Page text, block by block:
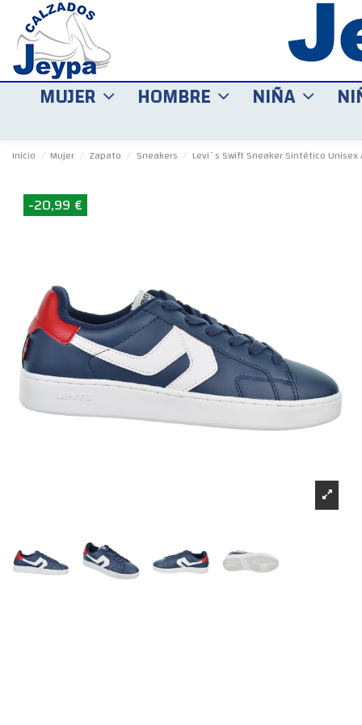
MUJER HOMBRE NIÑA
Inicio Mujer Zapato Sneakers Levi´s Swift Sneaker Sintético Unisex
-20,99 €